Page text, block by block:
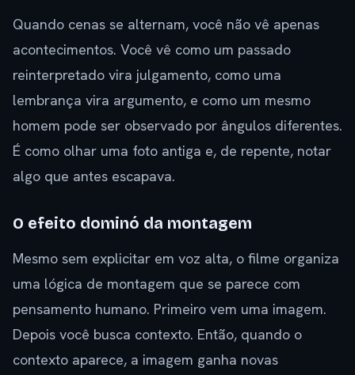
Quando cenas se alternam, você não vê apenas
acontecimentos. Você vê como um passado
reinterpretado vira julgamento, como uma
lembrança vira argumento, e como um mesmo
homem pode ser observado por ângulos diferentes.
É como olhar uma foto antiga e, de repente, notar
algo que antes escapava.
O efeito dominó da montagem
Mesmo sem explicitar em voz alta, o filme organiza
uma lógica de montagem que se parece com
pensamento humano. Primeiro vem uma imagem.
Depois você busca contexto. Então, quando o
contexto aparece, a imagem ganha novas